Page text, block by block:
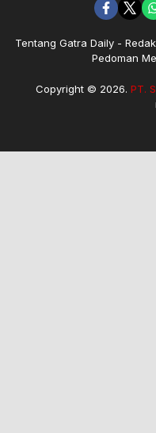
Tentang Gatra Daily
Pedoman
Copyright © 2026. PT.